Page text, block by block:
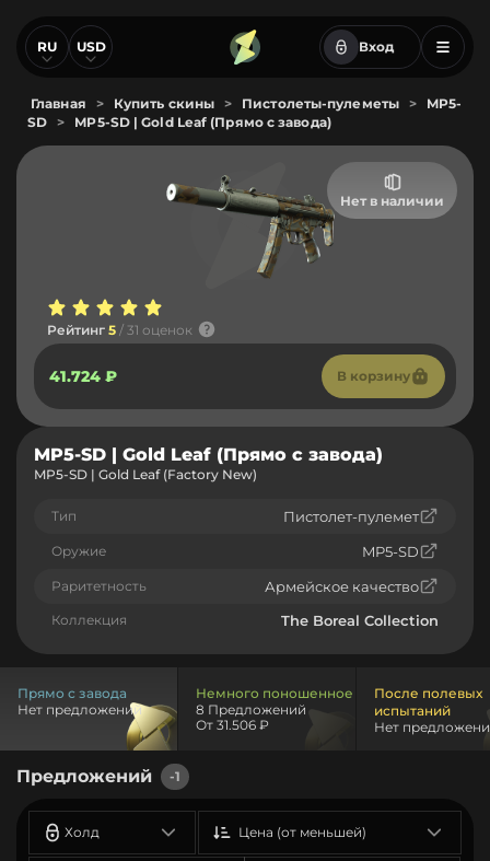
RU USD Вход
Главная > Купить скины > Пистолеты-пулеметы >
MP5-
SD
> MP5-SD | Gold Leaf (Прямо с завода)
Нет в наличии
Рейтинг 5 / 31 оценок
41.724 ₽ В корзину
MP5-SD | Gold Leaf (Прямо с завода)
MP5-SD | Gold Leaf (Factory New)
Тип Пистолет-пулемет
Оружие MP5-SD
Раритетность Армейское качество
Коллекция The Boreal Collection
Прямо с завода
Нет предложений
Немного поношенное
8 Предложений
От 31.506 ₽
После полевых
испытаний
Нет
Предложений -1
Холд Цена (от меньшей)